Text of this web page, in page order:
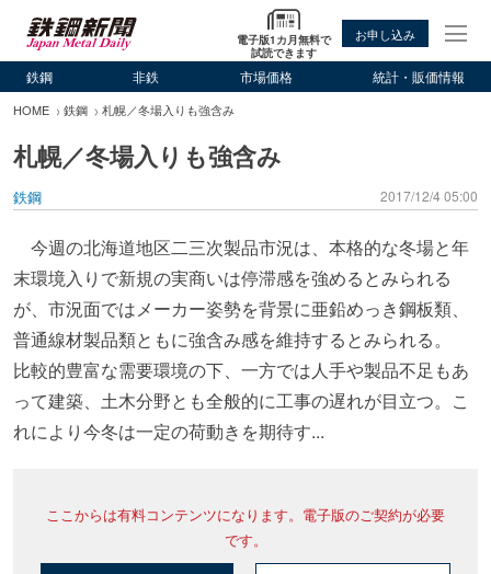
電子版1カ月無料で
試読できます
お申し込み
鉄鋼 非鉄 市場価格 統計・販価情報
HOME 鉄鋼 札幌／冬場入りも強含み
札幌／冬場入りも強含み
鉄鋼 2017/12/4 05:00
今週の北海道地区二三次製品市況は、本格的な冬場と年
末環境入りで新規の実商いは停滞感を強めるとみられる
が、市況面ではメーカー姿勢を背景に亜鉛めっき鋼板類、
普通線材製品類ともに強含み感を維持するとみられる。
比較的豊富な需要環境の下、一方では人手や製品不足もあ
って建築、土木分野とも全般的に工事の遅れが目立つ。こ
れにより今冬は一定の荷動きを期待す...
ここからは有料コンテンツになります。電子版のご契約が必要
です。